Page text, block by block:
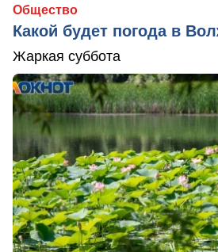
Общество
Какой будет погода в
Жаркая суббота